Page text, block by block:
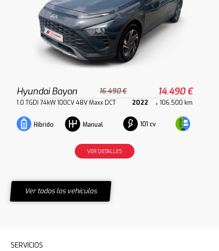
Hyundai Bayon 16.490 € 14.490 €
1.0 TGDI 74kW 100CV 48V Maxx DCT 2022 106.500 km
Híbrido Manual 101 cv
VER DETALLES
Ver todos los vehículos
SERVICIOS